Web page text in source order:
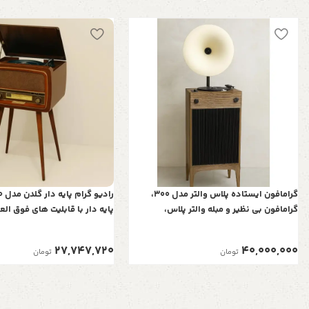
گرامافون ایستاده پلاس والتر مدل 300،
گرامافون بی نظیر و مبله والتر پلاس،
40,000,000 تومان
پایه دار با قابلیت های فوق
27,747,720 تومان